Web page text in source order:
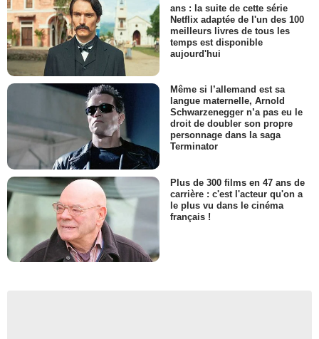
ans : la suite de cette série
Netflix adaptée de l'un des 100
meilleurs livres de tous les
temps est disponible
aujourd'hui
Même si l’allemand est sa
langue maternelle, Arnold
Schwarzenegger n’a pas eu le
droit de doubler son propre
personnage dans la saga
Terminator
Plus de 300 films en 47 ans de
carrière : c'est l'acteur qu'on a
le plus vu dans le cinéma
français !